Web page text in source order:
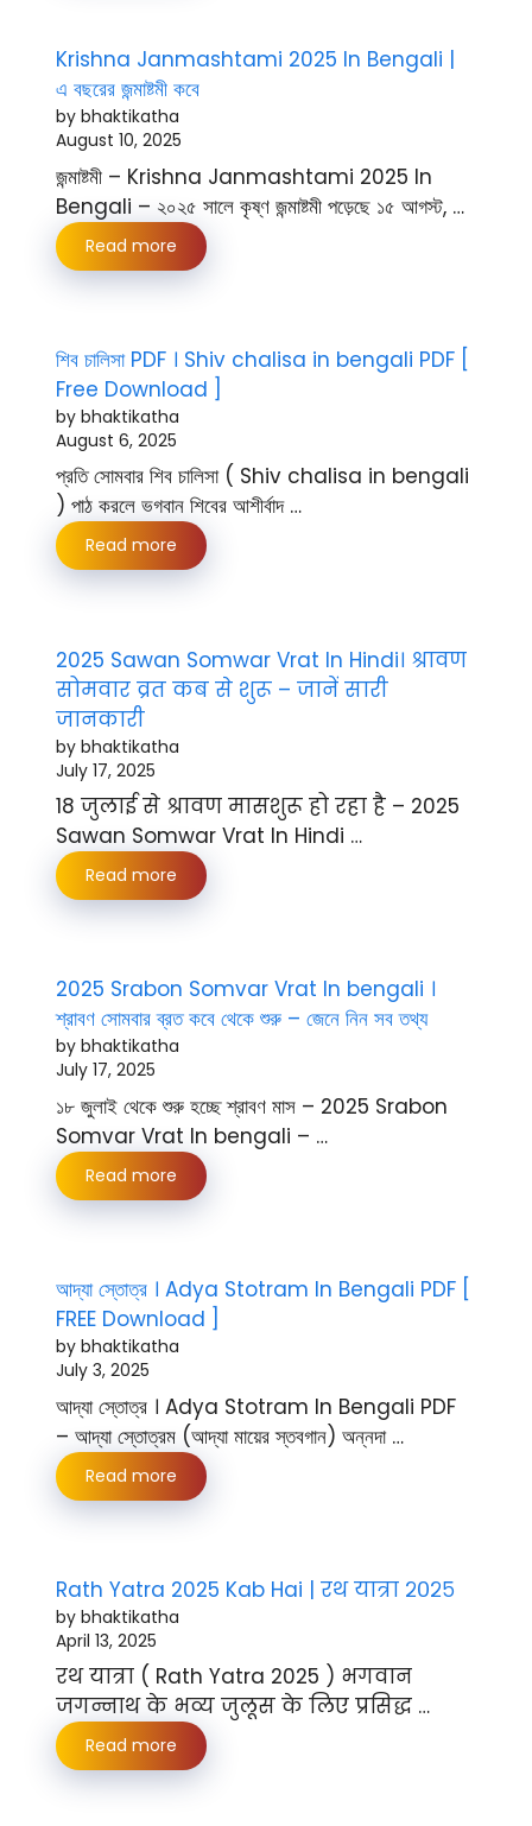
Krishna Janmashtami 2025 In Bengali |
এ বছরের জন্মাষ্টমী কবে
by bhaktikatha
August 10, 2025
জন্মাষ্টমী – Krishna Janmashtami 2025 In
Bengali – ২০২৫ সালে কৃষ্ণ জন্মাষ্টমী পড়েছে ১৫ আগস্ট, …
Read more
শিব চালিসা PDF । Shiv chalisa in bengali PDF [
Free Download ]
by bhaktikatha
August 6, 2025
প্রতি সোমবার শিব চালিসা ( Shiv chalisa in bengali
) পাঠ করলে ভগবান শিবের আশীর্বাদ …
Read more
2025 Sawan Somwar Vrat In Hindi। श्रावण
सोमवार व्रत कब से शुरू – जानें सारी
जानकारी
by bhaktikatha
July 17, 2025
18 जुलाई से श्रावण मासशुरू हो रहा है – 2025
Sawan Somwar Vrat In Hindi …
Read more
2025 Srabon Somvar Vrat In bengali ।
শ্রাবণ সোমবার ব্রত কবে থেকে শুরু – জেনে নিন সব তথ্য
by bhaktikatha
July 17, 2025
১৮ জুলাই থেকে শুরু হচ্ছে শ্রাবণ মাস – 2025 Srabon
Somvar Vrat In bengali – …
Read more
আদ্যা স্তোত্র । Adya Stotram In Bengali PDF [
FREE Download ]
by bhaktikatha
July 3, 2025
আদ্যা স্তোত্র । Adya Stotram In Bengali PDF
– আদ্যা স্তোত্রম (আদ্যা মায়ের স্তবগান) অন্নদা …
Read more
Rath Yatra 2025 Kab Hai | रथ यात्रा २०२५
by bhaktikatha
April 13, 2025
रथ यात्रा ( Rath Yatra 2025 ) भगवान
जगन्नाथ के भव्य जुलूस के लिए प्रसिद्ध …
Read more